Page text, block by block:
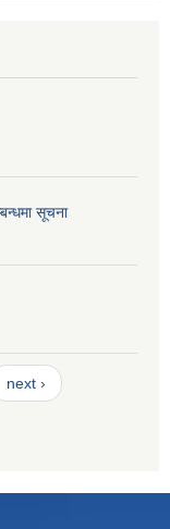
सूचना
next ›